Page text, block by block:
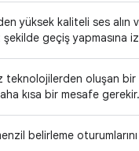
yüksek kaliteli ses alın
şekilde geçiş yapmasına
teknolojilerden oluşan
kısa bir mesafe gerekir.
belirleme